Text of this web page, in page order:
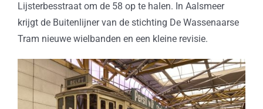
Lijsterbesstraat om de 58 op te halen. In Aalsmeer
krijgt de Buitenlijner van de stichting De Wassenaarse
Tram nieuwe wielbanden en een kleine revisie.